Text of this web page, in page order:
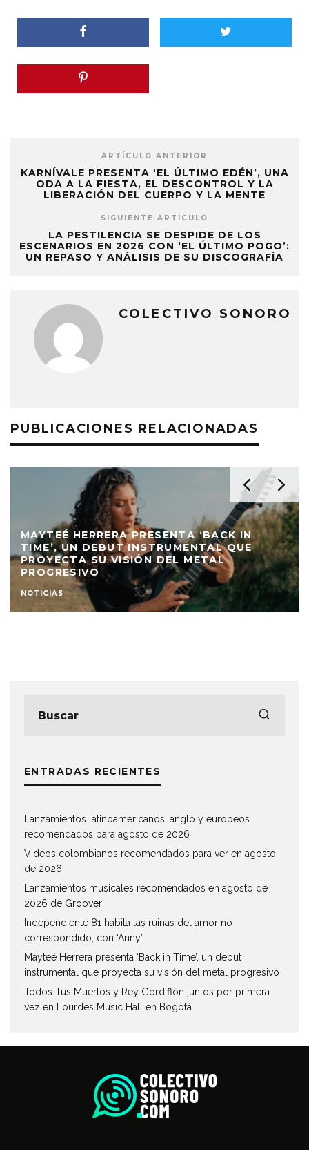
ARTÍCULO ANTERIOR
KARNÍVALE PRESENTA ‘EL ÚLTIMO EDÉN’, UNA
ODA A LA FIESTA, EL DESCONTROL Y LA
LIBERACIÓN DEL CUERPO Y LA MENTE
SIGUIENTE ARTÍCULO
LA PESTILENCIA SE DESPIDE DE LOS
ESCENARIOS EN 2026 CON ‘EL ÚLTIMO POGO’:
UN REPASO Y ANÁLISIS DE SU DISCOGRAFÍA
COLECTIVO SONORO
PUBLICACIONES RELACIONADAS
LANZAMIENTOS
ANGLO Y EUROPEOS
PARA AGOSTO DE
LISTADOS VIDEOS
‘BACK IN
QUE
DEL METAL
ENTRADAS RECIENTES
Lanzamientos latinoamericanos, anglo y europeos
recomendados para agosto de 2026
Videos colombianos recomendados para ver en agosto
de 2026
Lanzamientos musicales recomendados en agosto de
2026 de Groover
Independiente 81 habita las ruinas del amor no
correspondido, con ‘Anny’
Mayteé Herrera presenta ‘Back in Time’, un debut
instrumental que proyecta su visión del metal progresivo
Todos Tus Muertos y Rey Gordiflón juntos por primera
vez en Lourdes Music Hall en Bogotá